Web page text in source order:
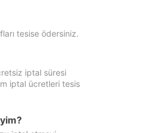
tesise ödersiniz.
iptal süresi
iptal ücretleri tesis